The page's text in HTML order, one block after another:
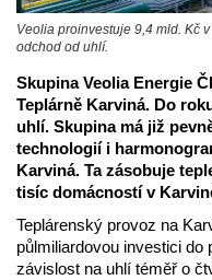
Veolia proinvestuje 9,4 mld. Kč
odchod od uhlí.
Skupina Veolia Energie
Teplárně Karviná. Do
uhlí. Skupina má již
technologií i
Karviná. Ta zásobuje
tisíc domácností v
Teplárenský provoz na
půlmiliardovou investici
závislost na uhlí téměř o